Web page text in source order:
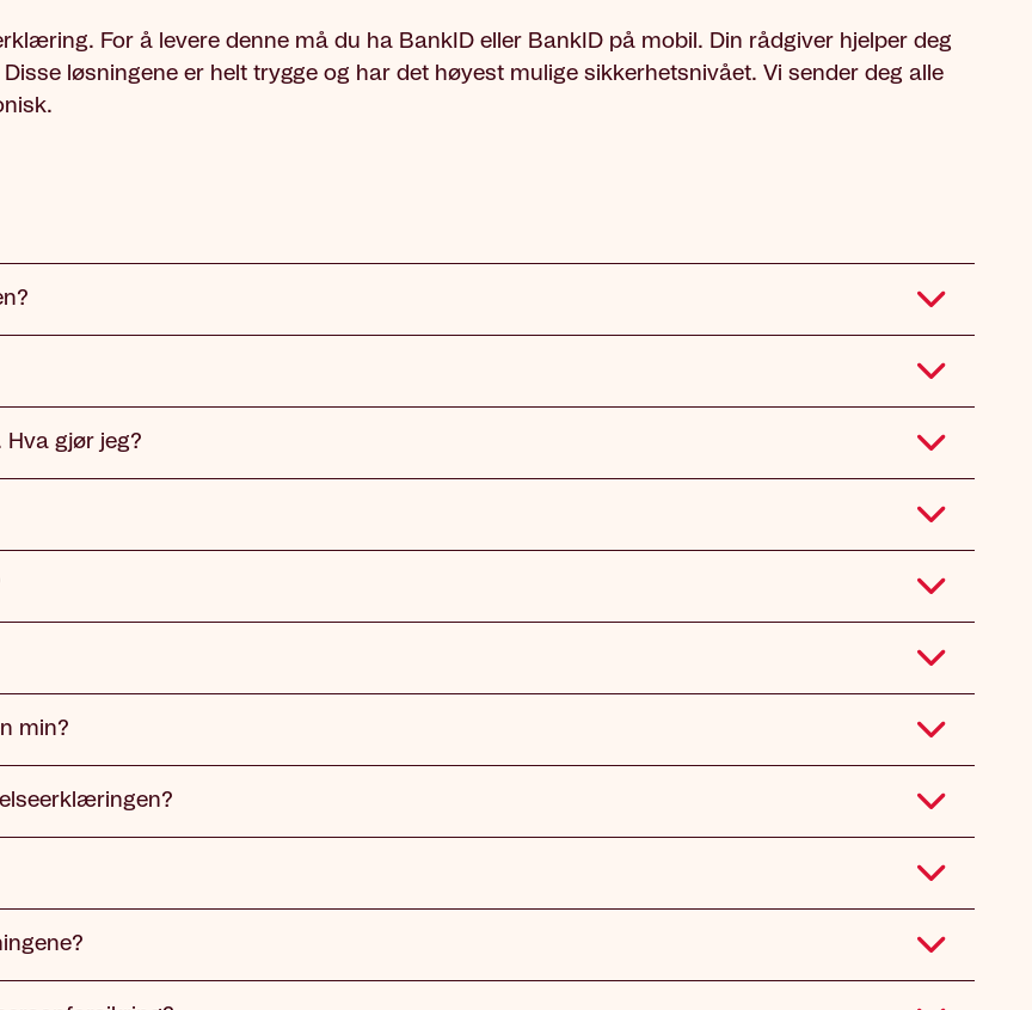
For å levere denne må du ha BankID eller BankID på mobil. Din rådgiver hjelper deg
løsningene er helt trygge og har det høyest mulige sikkerhetsnivået. Vi sender deg alle
gjør jeg?
min?